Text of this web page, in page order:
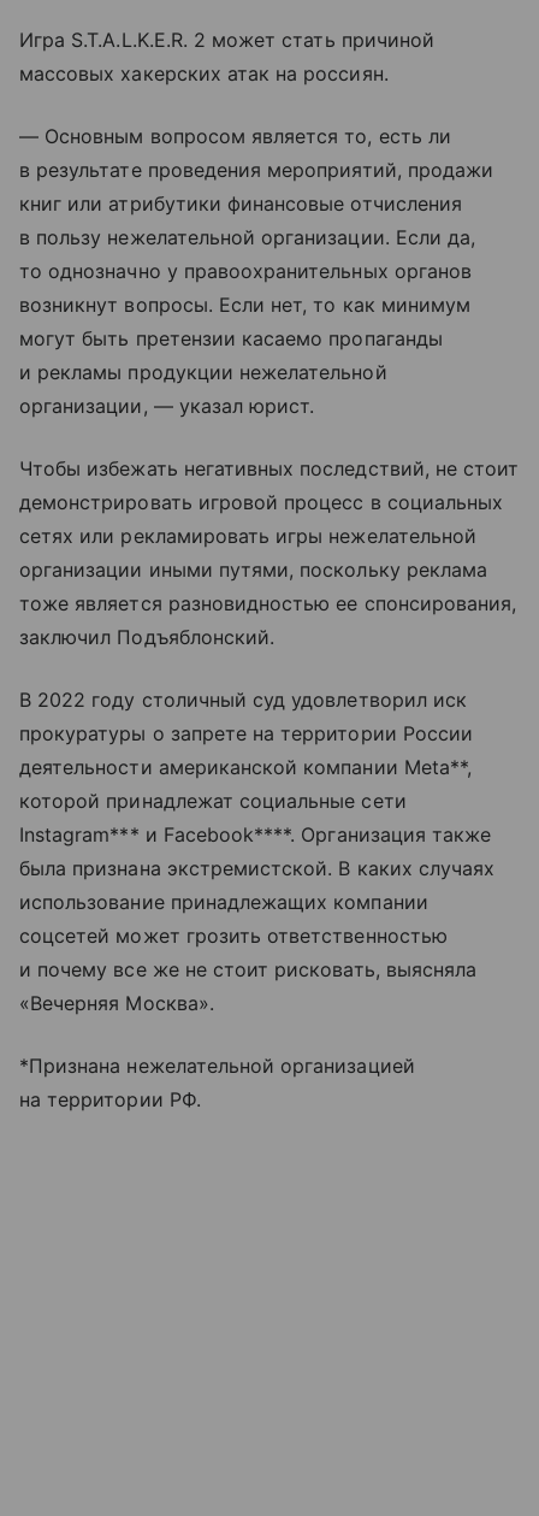
Игра S.T.A.L.K.E.R. 2 может стать причиной
массовых хакерских атак на россиян.
— Основным вопросом является то, есть ли
в результате проведения мероприятий, продажи
книг или атрибутики финансовые отчисления
в пользу нежелательной организации. Если да,
то однозначно у правоохранительных органов
возникнут вопросы. Если нет, то как минимум
могут быть претензии касаемо пропаганды
и рекламы продукции нежелательной
организации, — указал юрист.
Чтобы избежать негативных последствий, не стоит
демонстрировать игровой процесс в социальных
сетях или рекламировать игры нежелательной
организации иными путями, поскольку реклама
тоже является разновидностью ее спонсирования,
заключил Подъяблонский.
В 2022 году столичный суд удовлетворил иск
прокуратуры о запрете на территории России
деятельности американской компании Meta**,
которой принадлежат социальные сети
Instagram*** и Facebook****. Организация также
была признана экстремистской. В каких случаях
использование принадлежащих компании
соцсетей может грозить ответственностью
и почему все же не стоит рисковать, выясняла
«Вечерняя Москва».
*Признана нежелательной организацией
на территории РФ.